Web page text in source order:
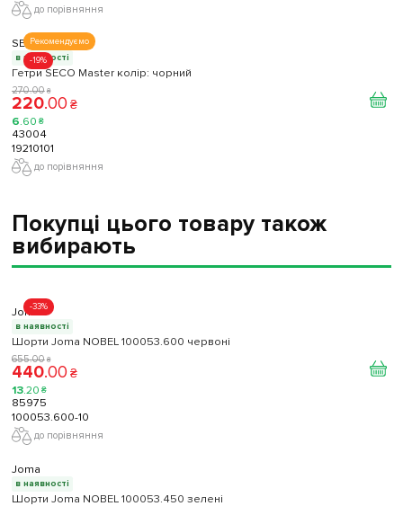
до порівняння
Рекомендуємо
-19%
SECO
в наявності
Гетри SECO Master колір: чорний
270.00 ₴
220.00 ₴
6.60 ₴
43004
19210101
до порівняння
Покупці цього товару також
вибирають
-33%
Joma
в наявності
Шорти Joma NOBEL 100053.600 червоні
655.00 ₴
440.00 ₴
13.20 ₴
85975
100053.600-10
до порівняння
Joma
в наявності
Шорти Joma NOBEL 100053.450 зелені